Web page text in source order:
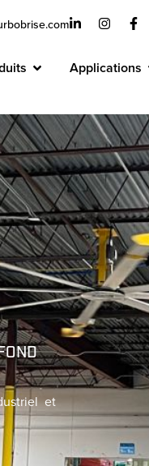
Applications
et